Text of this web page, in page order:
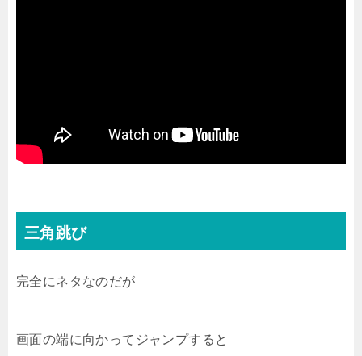
三角跳び
完全にネタなのだが
画面の端に向かってジャンプすると